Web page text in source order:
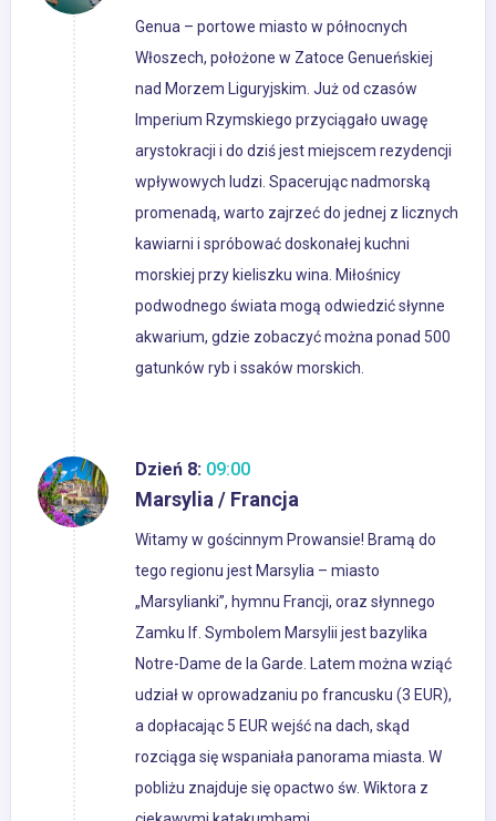
Genua – portowe miasto w północnych
Włoszech, położone w Zatoce Genueńskiej
nad Morzem Liguryjskim. Już od czasów
Imperium Rzymskiego przyciągało uwagę
arystokracji i do dziś jest miejscem rezydencji
wpływowych ludzi. Spacerując nadmorską
promenadą, warto zajrzeć do jednej z licznych
kawiarni i spróbować doskonałej kuchni
morskiej przy kieliszku wina. Miłośnicy
podwodnego świata mogą odwiedzić słynne
akwarium, gdzie zobaczyć można ponad 500
gatunków ryb i ssaków morskich.
Dzień 8: 09:00
Marsylia / Francja
Witamy w gościnnym Prowansie! Bramą do
tego regionu jest Marsylia – miasto
„Marsylianki”, hymnu Francji, oraz słynnego
Zamku If. Symbolem Marsylii jest bazylika
Notre-Dame de la Garde. Latem można wziąć
udział w oprowadzaniu po francusku (3 EUR),
a dopłacając 5 EUR wejść na dach, skąd
rozciąga się wspaniała panorama miasta. W
pobliżu znajduje się opactwo św. Wiktora z